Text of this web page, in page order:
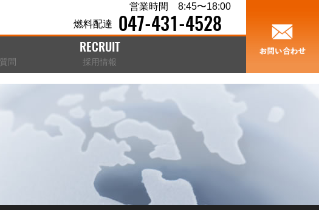
営業時間 8:45〜18:00
燃料配達 047-431-4528
問
RECRUIT
採用情報